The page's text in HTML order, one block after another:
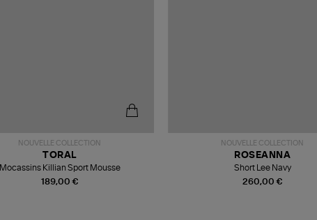
NOUVELLE COLLECTION
189,00 €
TORAL
Mocassins Killian Sport Mousse
NOUVELLE COLLECTION
260,00 €
ROSEANNA
Short Lee Navy